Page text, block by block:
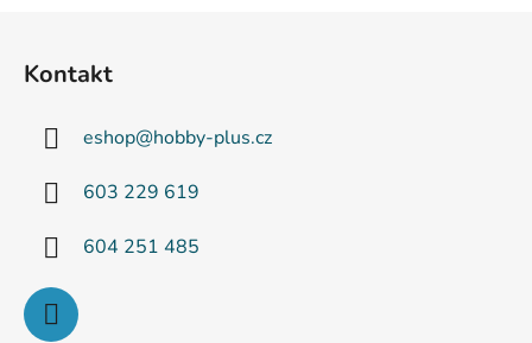
Kontakt
eshop@hobby-plus.cz
603 229 619
604 251 485